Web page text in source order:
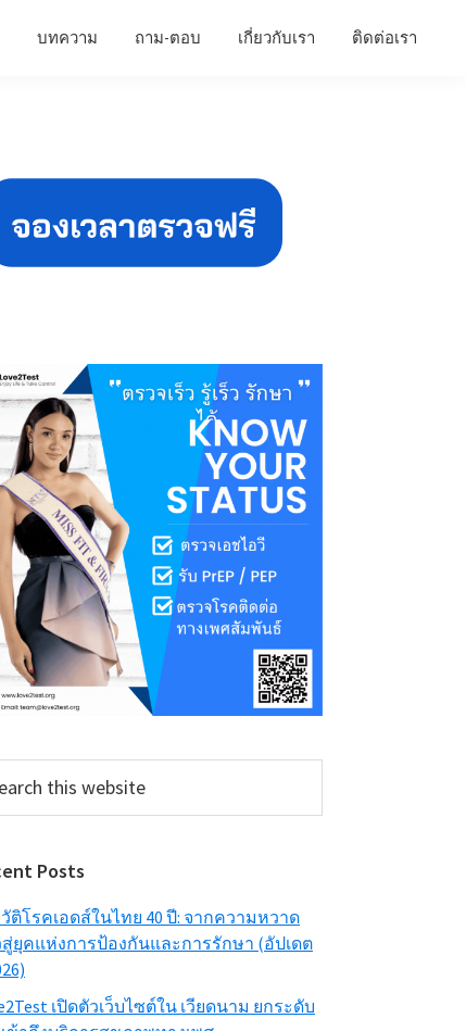
บทความ ถาม-ตอบ เกี่ยวกับเรา ติดต่อเรา
Posts
ติโรคเอดส์ในไทย 40 ปี: จากความหวาด
ยุคแห่งการป้องกันและการรักษา (อัปเดต
เปิดตัวเว็บไซต์ใน เวียดนาม ยกระดับ